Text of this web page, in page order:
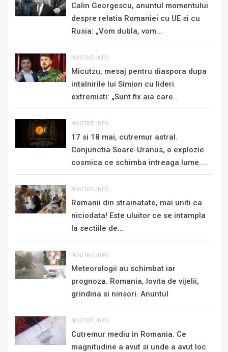
Calin Georgescu, anuntul momentului
despre relatia Romaniei cu UE si cu
Rusia: „Vom dubla, vom...
NOUTATI.INFO
Micutzu, mesaj pentru diaspora dupa
intalnirile lui Simion cu lideri
extremisti: „Sunt fix aia care...
NOUTATI.INFO
17 si 18 mai, cutremur astral.
Conjunctia Soare-Uranus, o explozie
cosmica ce schimba intreaga lume....
NOUTATI.INFO
Romanii din strainatate, mai uniti ca
niciodata! Este uluitor ce se intampla
la sectiile de...
NOUTATI.INFO
Meteorologii au schimbat iar
prognoza. Romania, lovita de vijelii,
grindina si ninsori. Anuntul
momentului de...
NOUTATI.INFO
Cutremur mediu in Romania. Ce
magnitudine a avut si unde a avut loc